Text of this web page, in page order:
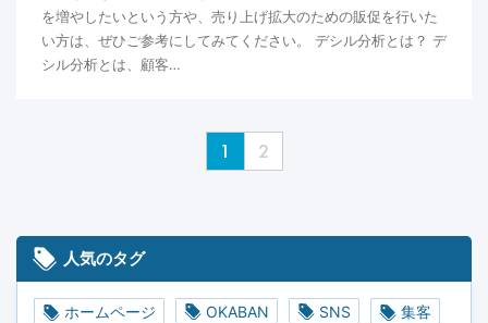
を増やしたいという方や、売り上げ拡大のための販促を行いた
い方は、ぜひご参考にしてみてください。 デシル分析とは？ デ
シル分析とは、顧客…
1 2
人気のタグ
ホームページ OKABAN SNS 集客